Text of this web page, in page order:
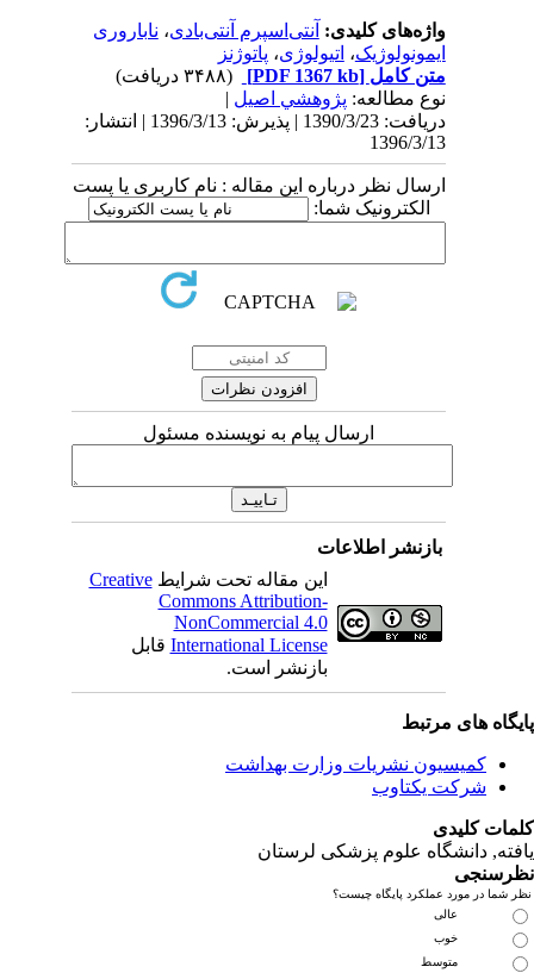
واژه‌های کلیدی:آنتی‌اسپرم آنتی‌بادی،ناباروری
ایمونولوژیک،اتیولوژی،پاتوژنز
متن کامل[PDF 1367 kb]
نوع مطالعه:پژوهشي اصیل|
دریافت: 1390/3/23 | پذیرش: 1396/3/13 | انتشار:
1396/3/13
ارسال نظر درباره این مقاله : نام کاربری یا پست
الکترونیک شما:
ارسال پیام به نویسنده مسئول
بازنشر اطلاعات
این مقاله تحت شرایطCreative
Commons Attribution-
NonCommercial 4.0
International Licenseقابل
بازنشر است.
های مرتبط
کمیسیون نشریات وزارت بهداشت
شرکت یکتاوب
کلیدی
, دانشگاه علوم پزشکی لرستان
شما در مورد عملکرد پایگاه چیست؟
عالی
خوب
متوسط